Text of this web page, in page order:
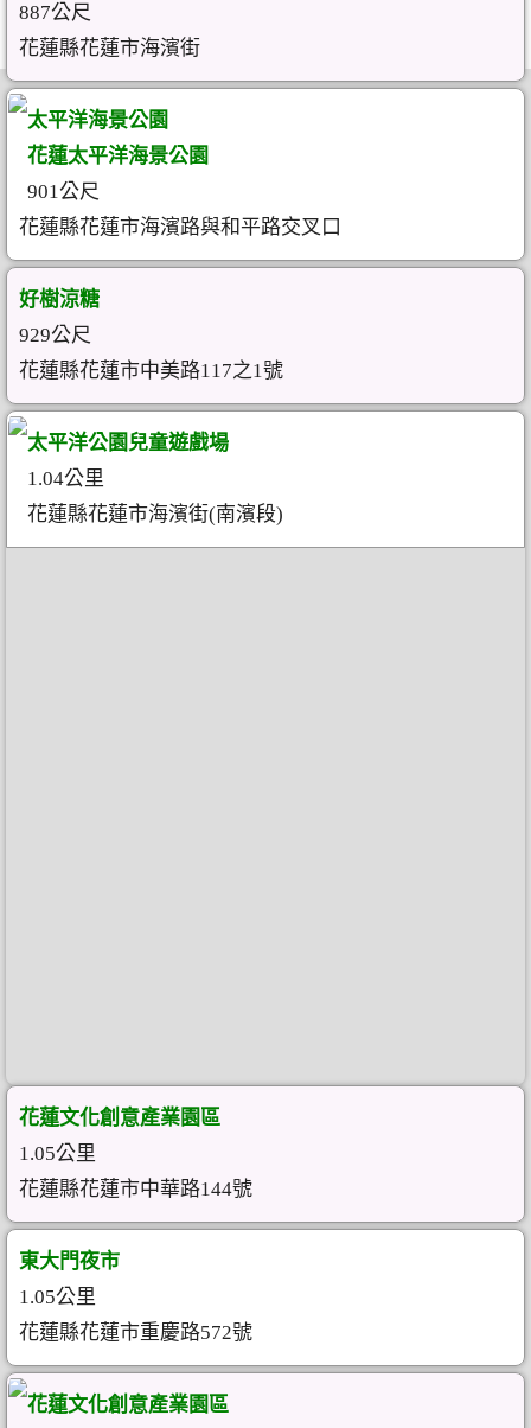
887公尺
花蓮縣花蓮市海濱街
太平洋海景公園
花蓮太平洋海景公園
901公尺
花蓮縣花蓮市海濱路與和平路交叉口
好樹涼糖
929公尺
花蓮縣花蓮市中美路117之1號
太平洋公園兒童遊戲場
1.04公里
花蓮縣花蓮市海濱街(南濱段)
花蓮文化創意產業園區
1.05公里
花蓮縣花蓮市中華路144號
東大門夜市
1.05公里
花蓮縣花蓮市重慶路572號
花蓮文化創意產業園區